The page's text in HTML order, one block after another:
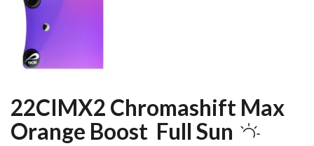
22CIMX2 Chromashift Max
Orange Boost Full Sun